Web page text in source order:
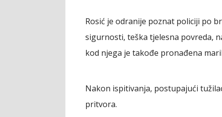
Rosić je odranije poznat policiji po
sigurnosti, teška tjelesna povreda,
kod njega je takođe pronađena
Nakon ispitivanja, postupajući
pritvora.